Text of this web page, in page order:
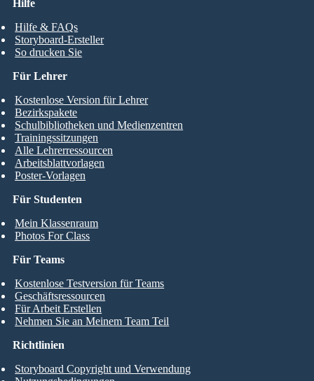
Hilfe
Hilfe & FAQs
Storyboard-Ersteller
So drucken Sie
Für Studenten
Mein Klassenraum
Photos For Class
Für Lehrer
Kostenlose Version für Lehrer
Bezirkspakete
Schulbibliotheken und Medienzentren
Trainingssitzungen
Alle Lehrerressourcen
Arbeitsblattvorlagen
Poster-Vorlagen
Für Teams
Kostenlose Testversion für Teams
Geschäftsressourcen
Für Arbeit Erstellen
Nehmen Sie an Meinem Team Teil
Richtlinien
Storyboard Copyright und Verwendung